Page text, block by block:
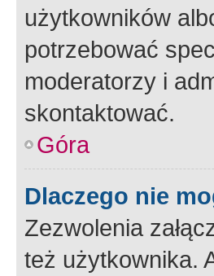
użytkowników
potrzebować
moderatorzy i
skontaktować.
Góra
Dlaczego nie
Zezwolenia
też użytkownika.